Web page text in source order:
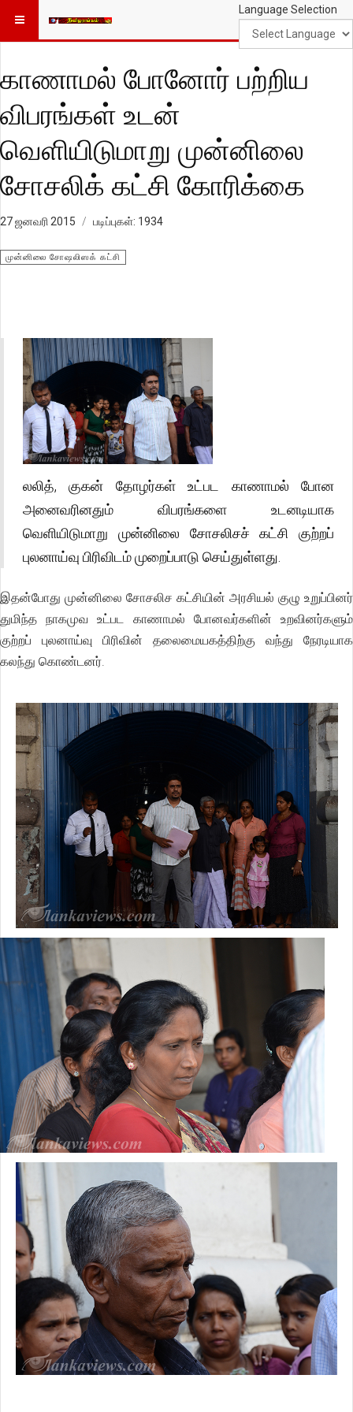
Language Selection
காணாமல் போனோர் பற்றிய
விபரங்கள் உடன்
வெளியிடுமாறு முன்னிலை
சோசலிக் கட்சி கோரிக்கை
27 ஜனவரி 2015 படிப்புகள்: 1934
முன்னிலை சோஷலிஸக் கட்சி
லலித், குகன் தோழர்கள் உட்பட காணாமல் போன
அனைவரினதும் விபரங்களை உடனடியாக
வெளியிடுமாறு முன்னிலை சோசலிசச் கட்சி குற்றப்
புலனாய்வு பிரிவிடம் முறைப்பாடு செய்துள்ளது.
இதன்போது முன்னிலை சோசலிச கட்சியின் அரசியல் குழு உறுப்பினர்
துமிந்த நாகமுவ உட்பட காணாமல் போனவர்களின் உறவினர்களும்
குற்றப் புலனாய்வு பிரிவின் தலைமையகத்திற்கு வந்து நேரடியாக
கலந்து கொண்டனர்.